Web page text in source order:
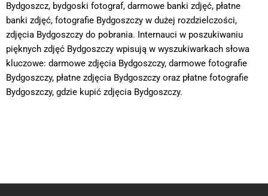
Bydgoszcz, bydgoski fotograf, darmowe banki zdjęć, płatne
banki zdjęć, fotografie Bydgoszczy w dużej rozdzielczości,
zdjęcia Bydgoszczy do pobrania. Internauci w poszukiwaniu
pięknych zdjęć Bydgoszczy wpisują w wyszukiwarkach słowa
kluczowe: darmowe zdjęcia Bydgoszczy, darmowe fotografie
Bydgoszczy, płatne zdjęcia Bydgoszczy oraz płatne fotografie
Bydgoszczy, gdzie kupić zdjęcia Bydgoszczy.